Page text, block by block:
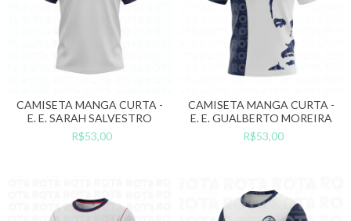
CAMISETA MANGA CURTA -
E. E. SARAH SALVESTRO
R$53,00
CAMISETA MANGA CURTA -
E. E. GUALBERTO MOREIRA
R$53,00